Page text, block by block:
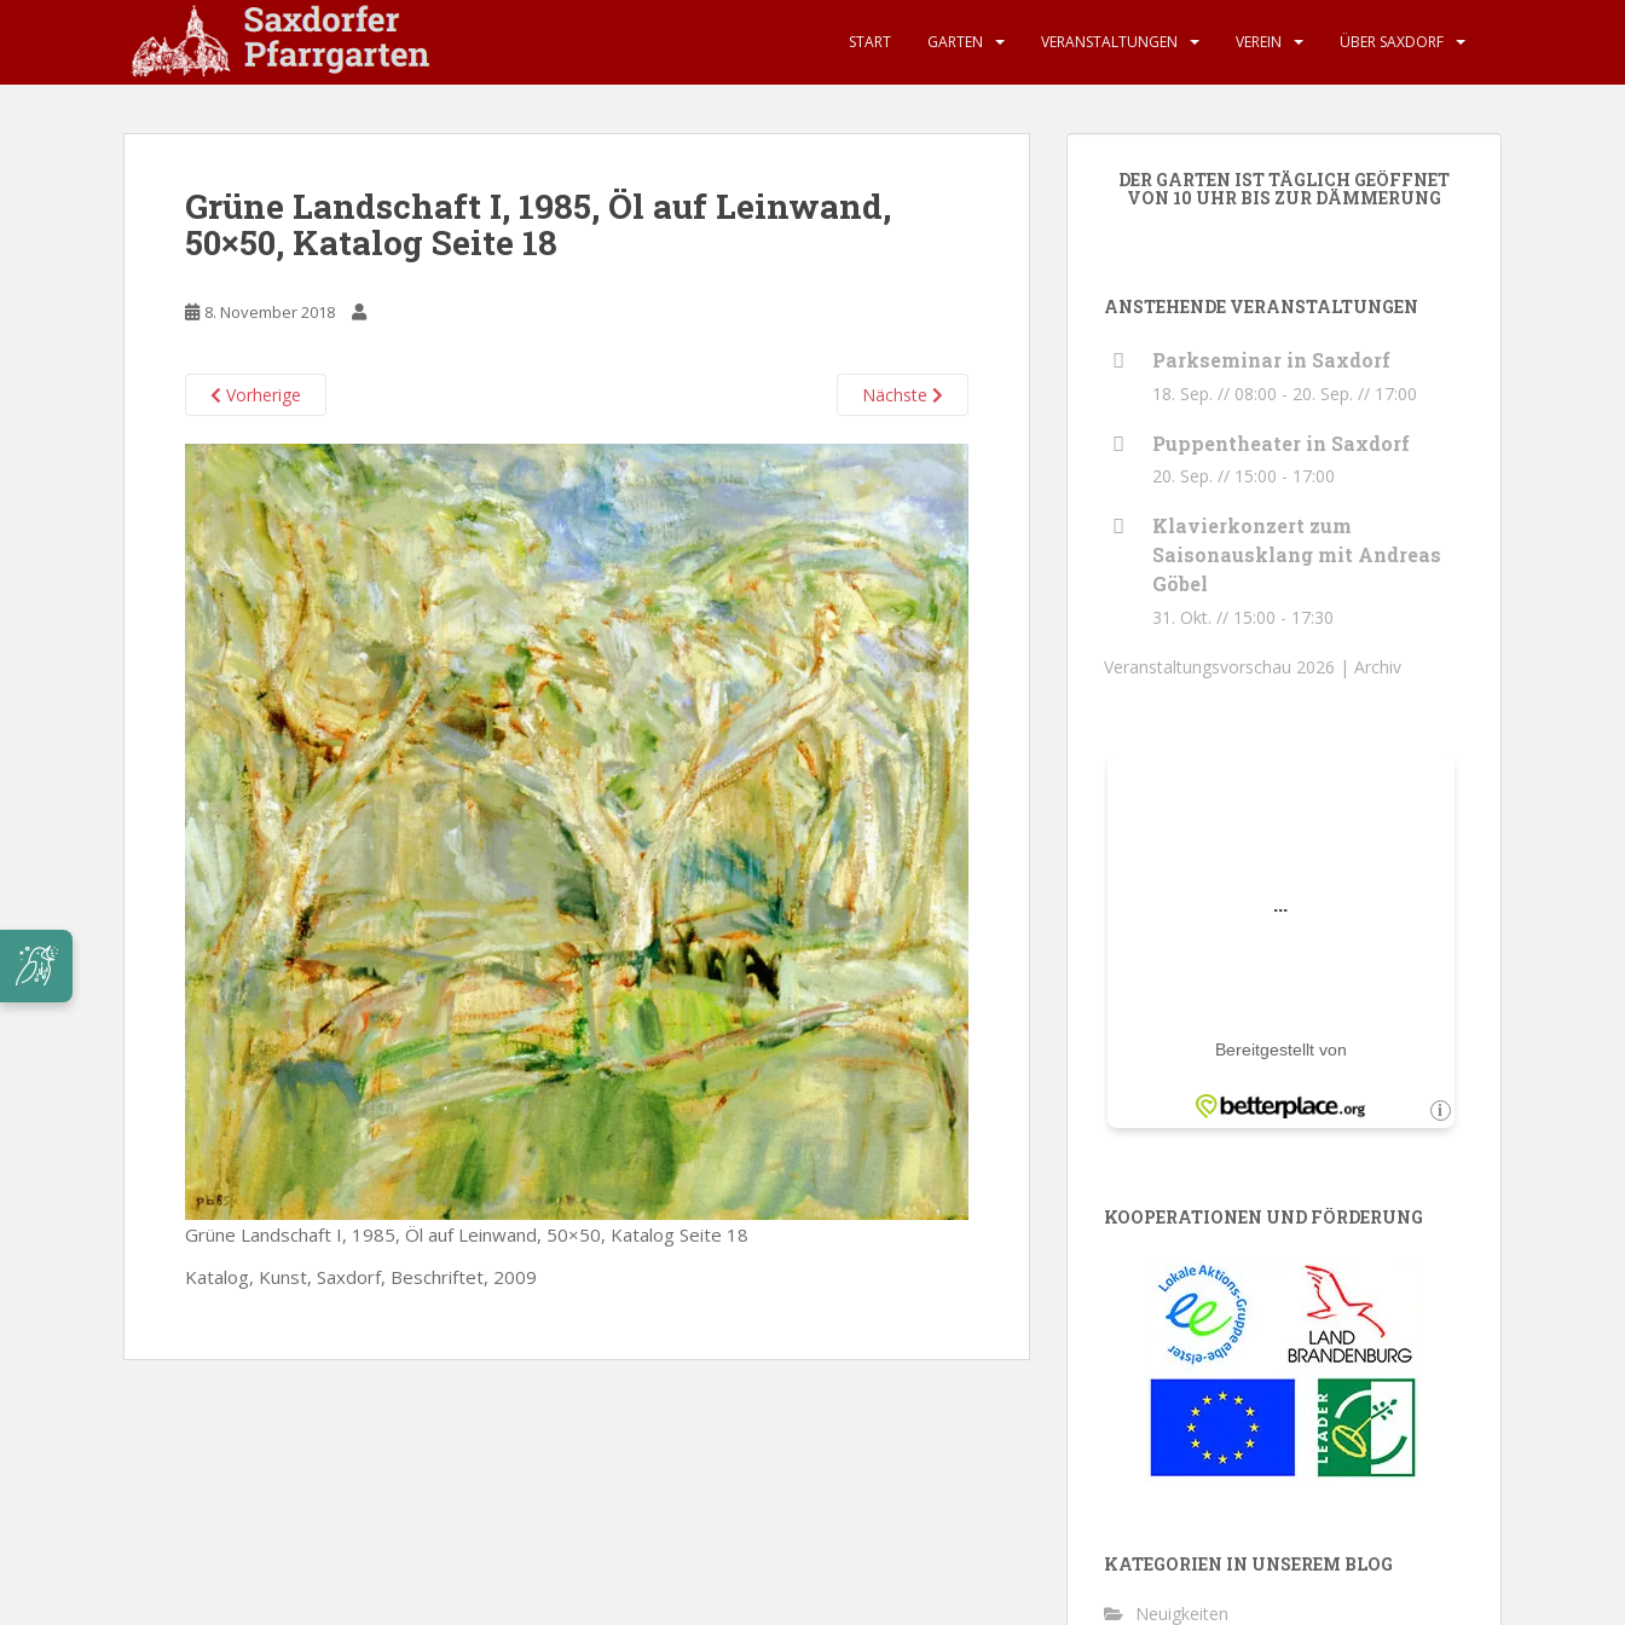
START GARTEN VERANSTALTUNGEN VEREIN ÜBER SAXDORF
Grüne Landschaft I, 1985, Öl auf Leinwand,
50×50, Katalog Seite 18
8. November 2018
Vorherige Nächste
Grüne Landschaft I, 1985, Öl auf Leinwand, 50×50, Katalog Seite 18
Katalog, Kunst, Saxdorf, Beschriftet, 2009
DER GARTEN IST TÄGLICH GEÖFFNET
VON 10 UHR BIS ZUR DÄMMERUNG
ANSTEHENDE VERANSTALTUNGEN
Parkseminar in Saxdorf
18. Sep. // 08:00 - 20. Sep. // 17:00
Puppentheater in Saxdorf
20. Sep. // 15:00 - 17:00
Klavierkonzert zum
Saisonausklang mit Andreas
Göbel
31. Okt. // 15:00 - 17:30
Veranstaltungsvorschau 2026 | Archiv
KOOPERATIONEN UND FÖRDERUNG
KATEGORIEN IN UNSEREM BLOG
Neuigkeiten